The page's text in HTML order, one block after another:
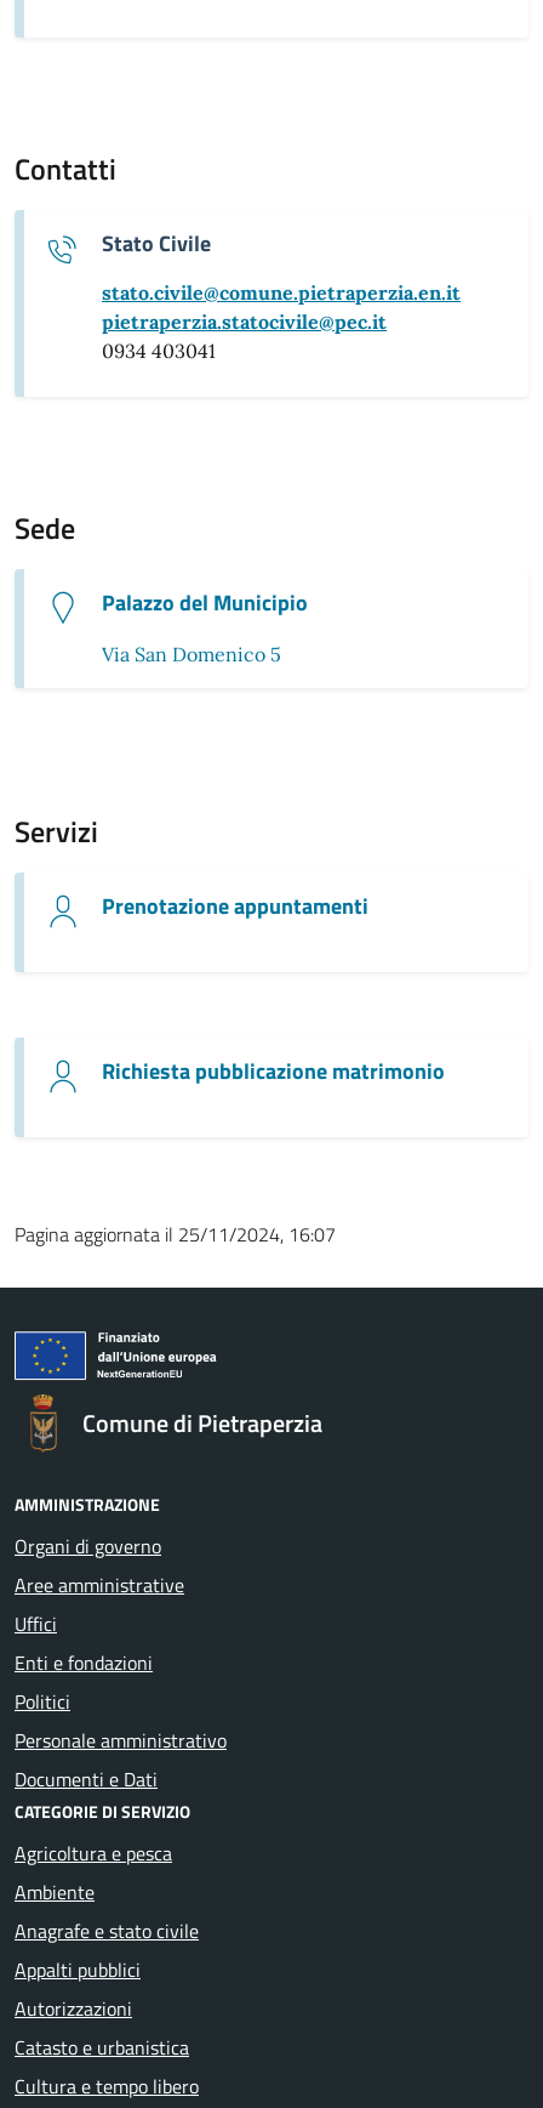
Contatti
Stato Civile
stato.civile@comune.pietraperzia.en.it
pietraperzia.statocivile@pec.it
0934 403041
Sede
Palazzo del Municipio
Via San Domenico 5
Servizi
Prenotazione appuntamenti
Richiesta pubblicazione matrimonio
Pagina aggiornata il 25/11/2024, 16:07
Comune di Pietraperzia
AMMINISTRAZIONE
Organi di governo
Aree amministrative
Uffici
Enti e fondazioni
Politici
Personale amministrativo
Documenti e Dati
CATEGORIE DI SERVIZIO
Agricoltura e pesca
Ambiente
Anagrafe e stato civile
Appalti pubblici
Autorizzazioni
Catasto e urbanistica
Cultura e tempo libero